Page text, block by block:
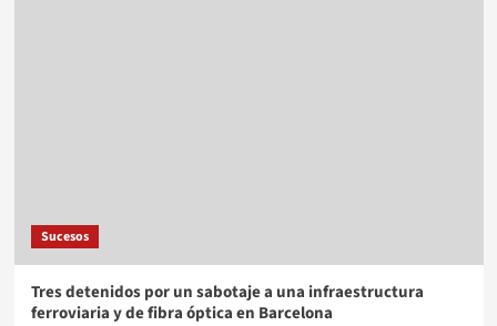
Sucesos
Tres detenidos por un sabotaje a una infraestructura
ferroviaria y de fibra óptica en Barcelona